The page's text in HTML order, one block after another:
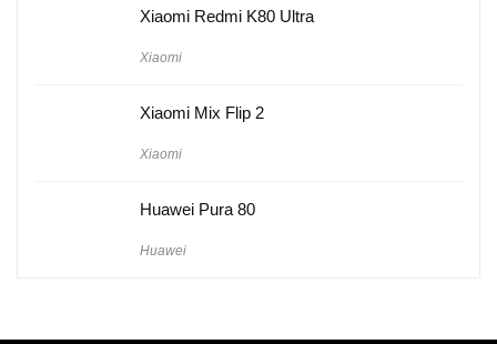
Xiaomi Redmi K80 Ultra
Xiaomi
Xiaomi Mix Flip 2
Xiaomi
Huawei Pura 80
Huawei